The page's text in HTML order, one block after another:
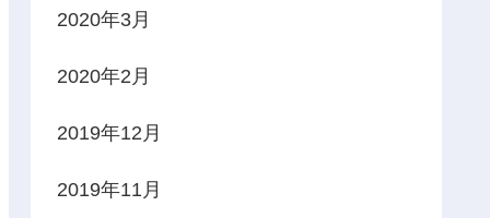
2020年3月
2020年2月
2019年12月
2019年11月